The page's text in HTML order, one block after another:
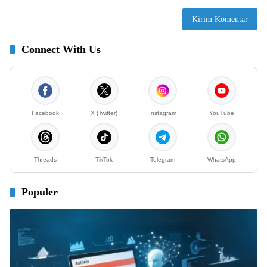
Connect With Us
Facebook X (Twitter) Instagram YouTube
Threads TikTok Telegram WhatsApp
Populer